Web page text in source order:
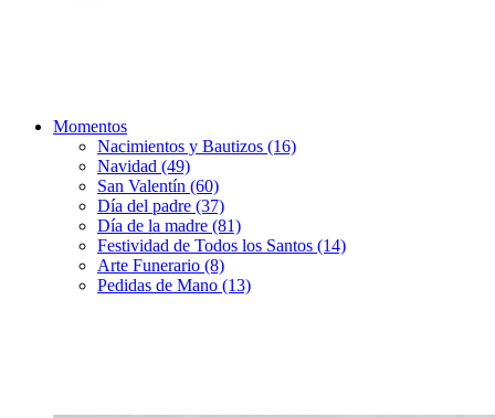
Momentos
Nacimientos y Bautizos (16)
Navidad (49)
San Valentín (60)
Día del padre (37)
Día de la madre (81)
Festividad de Todos los Santos (14)
Arte Funerario (8)
Pedidas de Mano (13)